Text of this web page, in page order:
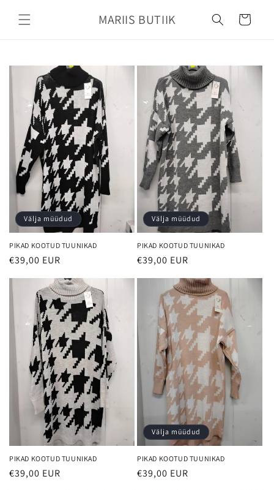
sisu
juurde
MARIIS BUTIIK Käru
Välja müüdud
PIKAD KOOTUD TUUNIKAD
€39,00 EUR
Välja müüdud
PIKAD KOOTUD TUUNIKAD
€39,00 EUR
PIKAD KOOTUD TUUNIKAD
€39,00 EUR
Välja müüdud
PIKAD KOOTUD TUUNIKAD
€39,00 EUR